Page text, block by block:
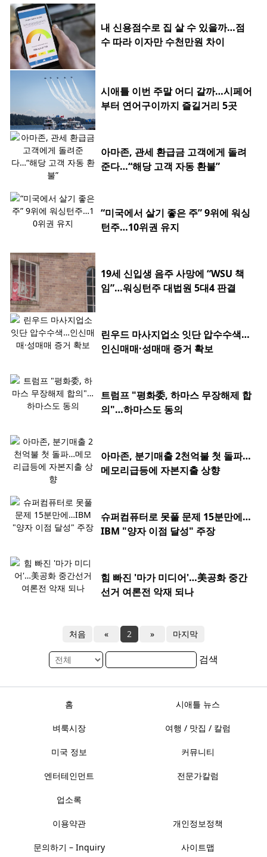
내 신용점수로 집 살 수 있을까…점
수 따라 이자만 수천만원 차이
시애틀 이번 주말 어디 갈까…시페어
부터 연어구이까지 즐길거리 5곳
아마존, 관세 환급금 고객에게 돌려
준다…“해당 고객 자동 환불”
“미국에서 살기 좋은 주” 9위에 워싱
턴주…10위권 유지
19세 신입생 음주 사망에 “WSU 책
임”…워싱턴주 대법원 5대4 판결
린우드 마사지업소 잇단 압수수색…
인신매매·성매매 증거 확보
트럼프 "평화委, 하마스 무장해제 합
의"…하마스도 동의
아마존, 분기매출 2천억불 첫 돌파…
메모리급등에 자본지출 상향
슈퍼컴퓨터로 못풀 문제 15분만에…
IBM "양자 이점 달성" 주장
힘 빠진 '마가 미디어'…美공화 중간
선거 여론전 악재 되나
처음 « 2 » 마지막
검색
홈 시애틀 뉴스
벼룩시장 여행 / 맛집 / 칼럼
미국 정보 커뮤니티
엔터테인먼트 전문가칼럼
업소록
이용약관 개인정보정책
문의하기 – Inquiry 사이트맵